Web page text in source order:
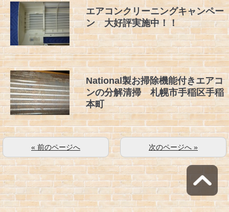
エアコンクリーニングキャンペー
ン 大好評実施中！！
National製お掃除機能付きエアコ
ンの分解清掃 札幌市手稲区手稲
本町
次のページへ »
« 前のページへ